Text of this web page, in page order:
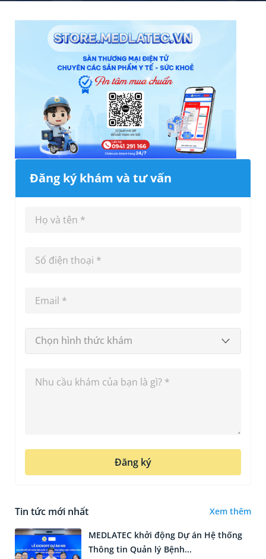
Đăng ký khám và tư vấn
Chọn hình thức khám
Đăng ký
Tin tức mới nhất Xem thêm
MEDLATEC khởi động Dự án Hệ thống
Thông tin Quản lý Bệnh...